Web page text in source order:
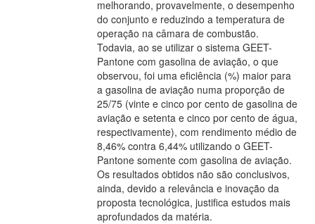
melhorando, provavelmente, o desempenho
do conjunto e reduzindo a temperatura de
operação na câmara de combustão.
Todavia, ao se utilizar o sistema GEET-
Pantone com gasolina de aviação, o que
observou, foi uma eficiência (%) maior para
a gasolina de aviação numa proporção de
25/75 (vinte e cinco por cento de gasolina de
aviação e setenta e cinco por cento de água,
respectivamente), com rendimento médio de
8,46% contra 6,44% utilizando o GEET-
Pantone somente com gasolina de aviação.
Os resultados obtidos não são conclusivos,
ainda, devido a relevância e inovação da
proposta tecnológica, justifica estudos mais
aprofundados da matéria.